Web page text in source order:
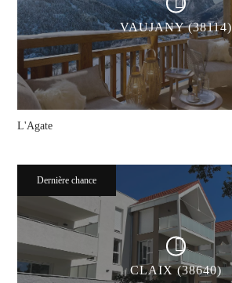
VAUJANY (38114)
L'Agate
Dernière chance
CLAIX (38640)